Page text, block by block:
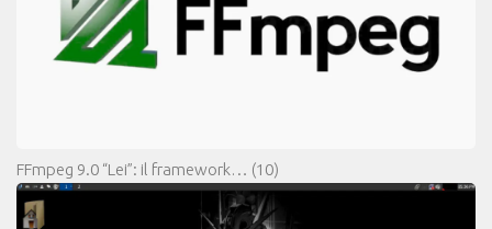
FFmpeg 9.0 “Lei”: il framework… (10)